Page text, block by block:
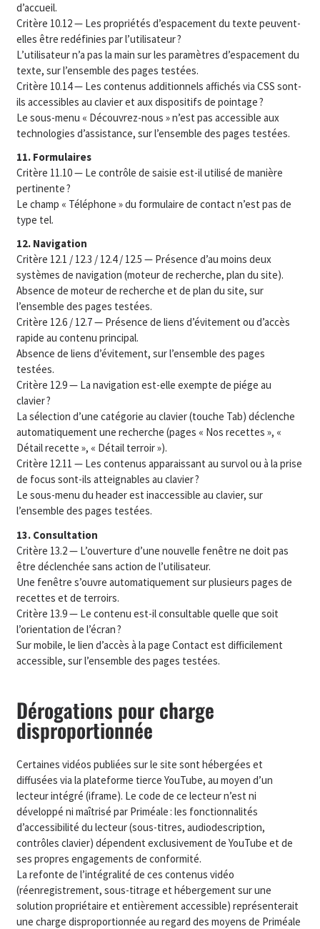
d’accueil.
Critère 10.12 — Les propriétés d’espacement du texte peuvent-
elles être redéfinies par l’utilisateur ?
L’utilisateur n’a pas la main sur les paramètres d’espacement du
texte, sur l’ensemble des pages testées.
Critère 10.14 — Les contenus additionnels affichés via CSS sont-
ils accessibles au clavier et aux dispositifs de pointage ?
Le sous-menu « Découvrez-nous » n’est pas accessible aux
technologies d’assistance, sur l’ensemble des pages testées.
11. Formulaires
Critère 11.10 — Le contrôle de saisie est-il utilisé de manière
pertinente ?
Le champ « Téléphone » du formulaire de contact n’est pas de
type tel.
12. Navigation
Critère 12.1 / 12.3 / 12.4 / 12.5 — Présence d’au moins deux
systèmes de navigation (moteur de recherche, plan du site).
Absence de moteur de recherche et de plan du site, sur
l’ensemble des pages testées.
Critère 12.6 / 12.7 — Présence de liens d’évitement ou d’accès
rapide au contenu principal.
Absence de liens d’évitement, sur l’ensemble des pages
testées.
Critère 12.9 — La navigation est-elle exempte de piége au
clavier ?
La sélection d’une catégorie au clavier (touche Tab) déclenche
automatiquement une recherche (pages « Nos recettes », «
Détail recette », « Détail terroir »).
Critère 12.11 — Les contenus apparaissant au survol ou à la prise
de focus sont-ils atteignables au clavier ?
Le sous-menu du header est inaccessible au clavier, sur
l’ensemble des pages testées.
13. Consultation
Critère 13.2 — L’ouverture d’une nouvelle fenêtre ne doit pas
être déclenchée sans action de l’utilisateur.
Une fenêtre s’ouvre automatiquement sur plusieurs pages de
recettes et de terroirs.
Critère 13.9 — Le contenu est-il consultable quelle que soit
l’orientation de l’écran ?
Sur mobile, le lien d’accès à la page Contact est difficilement
accessible, sur l’ensemble des pages testées.
Dérogations pour charge
disproportionnée
Certaines vidéos publiées sur le site sont hébergées et
diffusées via la plateforme tierce YouTube, au moyen d’un
lecteur intégré (iframe). Le code de ce lecteur n’est ni
développé ni maîtrisé par Priméale : les fonctionnalités
d’accessibilité du lecteur (sous-titres, audiodescription,
contrôles clavier) dépendent exclusivement de YouTube et de
ses propres engagements de conformité.
La refonte de l’intégralité de ces contenus vidéo
(réenregistrement, sous-titrage et hébergement sur une
solution propriétaire et entièrement accessible) représenterait
une charge disproportionnée au regard des moyens de Priméale